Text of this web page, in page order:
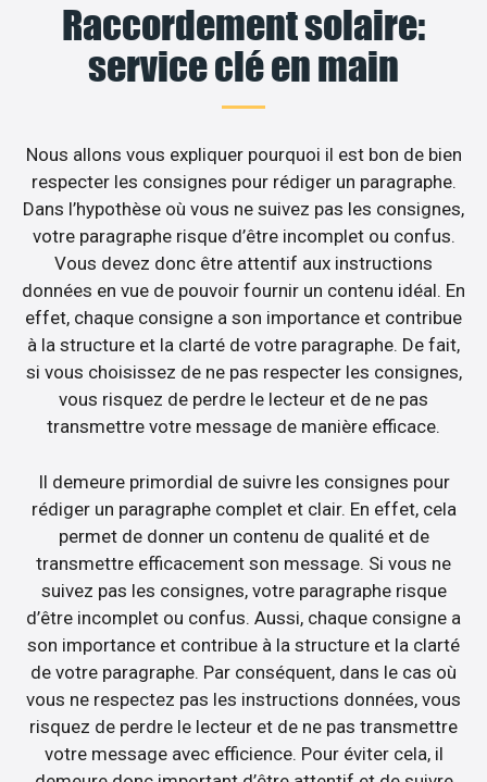
Raccordement solaire:
service clé en main
Nous allons vous expliquer pourquoi il est bon de bien
respecter les consignes pour rédiger un paragraphe.
Dans l’hypothèse où vous ne suivez pas les consignes,
votre paragraphe risque d’être incomplet ou confus.
Vous devez donc être attentif aux instructions
données en vue de pouvoir fournir un contenu idéal. En
effet, chaque consigne a son importance et contribue
à la structure et la clarté de votre paragraphe. De fait,
si vous choisissez de ne pas respecter les consignes,
vous risquez de perdre le lecteur et de ne pas
transmettre votre message de manière efficace.
Il demeure primordial de suivre les consignes pour
rédiger un paragraphe complet et clair. En effet, cela
permet de donner un contenu de qualité et de
transmettre efficacement son message. Si vous ne
suivez pas les consignes, votre paragraphe risque
d’être incomplet ou confus. Aussi, chaque consigne a
son importance et contribue à la structure et la clarté
de votre paragraphe. Par conséquent, dans le cas où
vous ne respectez pas les instructions données, vous
risquez de perdre le lecteur et de ne pas transmettre
votre message avec efficience. Pour éviter cela, il